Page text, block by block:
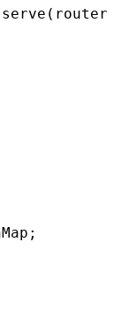
serve (router)
;